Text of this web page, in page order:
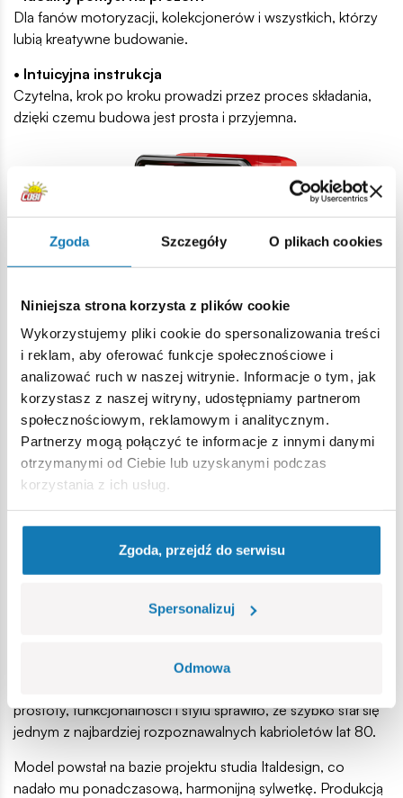
Zgoda Szczegóły O plikach cookies
Niniejsza strona korzysta z plików cookie
Wykorzystujemy pliki cookie do spersonalizowania treści
i reklam, aby oferować funkcje społecznościowe i
analizować ruch w naszej witrynie. Informacje o tym, jak
korzystasz z naszej witryny, udostępniamy partnerom
społecznościowym, reklamowym i analitycznym.
Partnerzy mogą połączyć te informacje z innymi danymi
otrzymanymi od Ciebie lub uzyskanymi podczas
korzystania z ich usług.
Zgoda, przejdź do serwisu
Spersonalizuj
Odmowa
Dla fanów motoryzacji, kolekcjonerów i wszystkich, którzy
lubią kreatywne budowanie.
• Intuicyjna instrukcja
Czytelna, krok po kroku prowadzi przez proces składania,
dzięki czemu budowa jest prosta i przyjemna.
Dlaczego warto?
• Kultowy Volkswagen Golf I Cabrio w modelarskiej wersji z
klocków
• Realistyczne odwzorowanie ikony lat 80.
• Połączenie historii, stylu i emocji jazdy kabrioletem
• Idealny prezent, także dla młodszych fanów motoryzacji
Volkswagen Golf Cabriolet zadebiutował w 1979 roku jako
prostoty, funkcjonalności i stylu sprawiło, że szybko stał się
jednym z najbardziej rozpoznawalnych kabrioletów lat 80.
Model powstał na bazie projektu studia Italdesign, co
nadało mu ponadczasową, harmonijną sylwetkę. Produkcją